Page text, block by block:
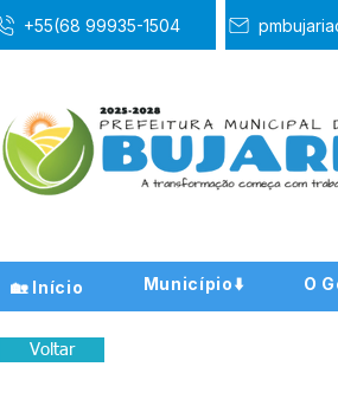
+55(68 99935-1504
🏡 Início Município⬇️ O
Voltar